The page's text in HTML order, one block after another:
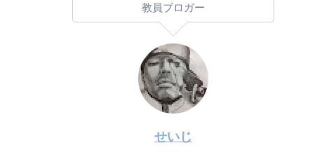
教員ブロガー
せいじ